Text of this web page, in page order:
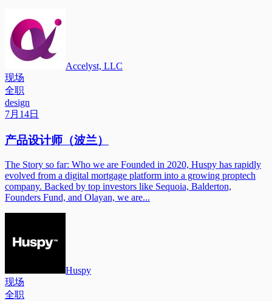
Accelyst, LLC
现场
全职
design
7月14日
产品设计师（波兰）
The Story so far: Who we are Founded in 2020, Huspy has rapidly
evolved from a digital mortgage platform into a growing proptech
company. Backed by top investors like Sequoia, Balderton,
Founders Fund, and Olayan, we are...
Huspy
现场
全职